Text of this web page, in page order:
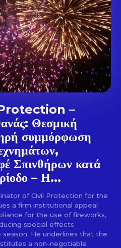
miss
for our newsletter
in the loop.
SUBSCRIBE
–
Θεσμική
συμμόρφωση
Σπινθήρων κατά
– Η...
of Civil Protection for the
a firm institutional appeal
for the use of fireworks,
special effects
He underlines that the
a non-negotiable